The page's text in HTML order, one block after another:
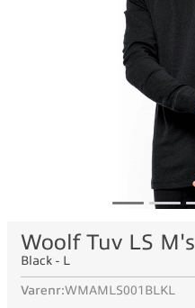
Woolf Tuv LS M's
Black - L
Varenr:WMAMLS001BLKL